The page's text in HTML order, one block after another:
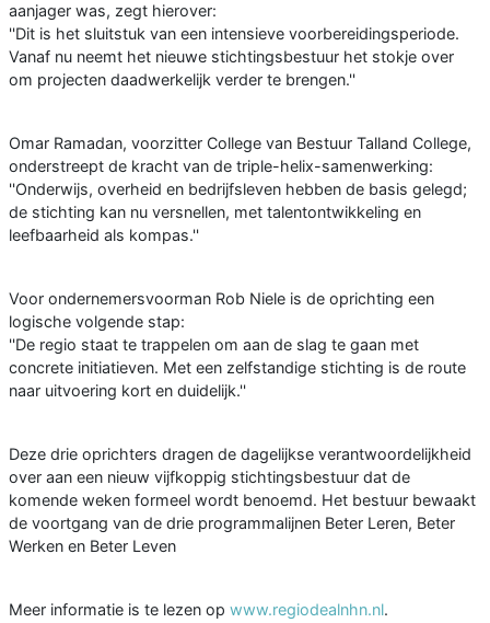
aanjager was, zegt hierover:
''Dit is het sluitstuk van een intensieve voorbereidingsperiode.
Vanaf nu neemt het nieuwe stichtingsbestuur het stokje over
om projecten daadwerkelijk verder te brengen.''
Omar Ramadan, voorzitter College van Bestuur Talland College,
onderstreept de kracht van de triple-helix-samenwerking:
''Onderwijs, overheid en bedrijfsleven hebben de basis gelegd;
de stichting kan nu versnellen, met talentontwikkeling en
leefbaarheid als kompas.''
Voor ondernemersvoorman Rob Niele is de oprichting een
logische volgende stap:
''De regio staat te trappelen om aan de slag te gaan met
concrete initiatieven. Met een zelfstandige stichting is de route
naar uitvoering kort en duidelijk.''
Deze drie oprichters dragen de dagelijkse verantwoordelijkheid
over aan een nieuw vijfkoppig stichtingsbestuur dat de
komende weken formeel wordt benoemd. Het bestuur bewaakt
de voortgang van de drie programmalijnen Beter Leren, Beter
Werken en Beter Leven
Meer informatie is te lezen op www.regiodealnhn.nl.